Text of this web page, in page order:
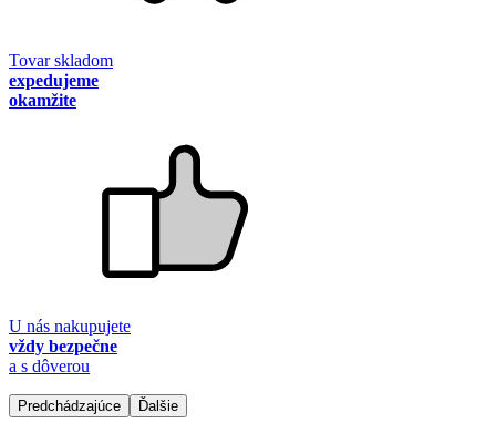
Tovar skladom
expedujeme
okamžite
U nás nakupujete
vždy bezpečne
a s dôverou
Predchádzajúce Ďalšie